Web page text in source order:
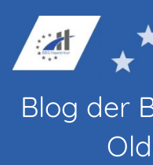
Inhalt
springen
Blog der